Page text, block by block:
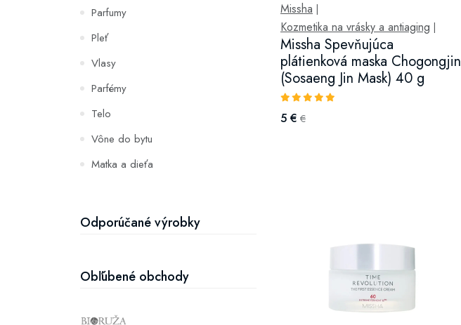
Parfumy
Pleť
Vlasy
Parfémy
Telo
Vône do bytu
Matka a dieťa
Hydratácia a výživa pleti
Odporúčané výrobky
Obľúbené obchody
Missha
Kozmetika na vrásky a antiaging
Missha Spevňujúca
plátienková maska Chogongjin
(Sosaeng Jin Mask) 40 g
5 € €